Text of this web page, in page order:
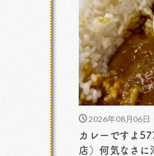
2026年08月06日
カレーですよ
店）何気なさに